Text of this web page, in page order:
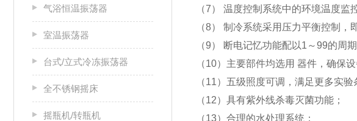
气浴恒温振荡器
室温振荡器
台式/立式冷冻振荡器
全不锈钢摇床
摇瓶机/转瓶机
（7） 温度控制系统中的环境温度监
（8） 制冷系统采用压力平衡控制，
（9）
断电记忆功能配以1～99的周
（10） 主要部件均选用 器件，确保
（11）五级照度可调，满足更多实验
（12） 具有紫外线杀毒灭菌功能；
（13） 合理的水处理系统；